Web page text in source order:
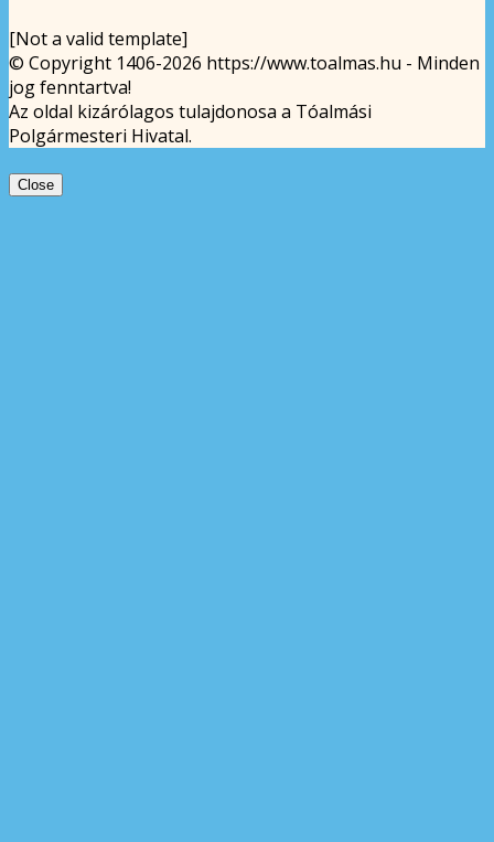
[Not a valid template]
© Copyright 1406-2026 https://www.toalmas.hu - Minden
jog fenntartva!
Az oldal kizárólagos tulajdonosa a Tóalmási
Polgármesteri Hivatal.
Close